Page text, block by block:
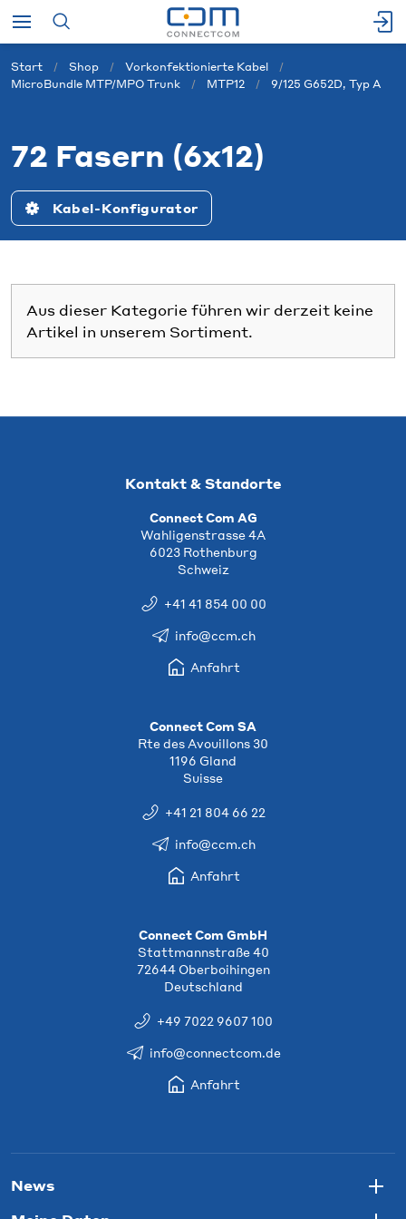
Start Shop
Vorkonfektionierte Kabel
MicroBundle MTP/MPO Trunk
MTP12 9/125 G652D, Typ A
72 Fasern (6x12)
Kabel-Konfigurator
Aus dieser Kategorie führen wir derzeit keine
Artikel in unserem Sortiment.
Kontakt & Standorte
Connect Com AG
Wahligenstrasse 4A
6023 Rothenburg
Schweiz
+41 41 854 00 00
info@ccm.ch
Anfahrt
Connect Com SA
Rte des Avouillons 30
1196 Gland
Suisse
+41 21 804 66 22
info@ccm.ch
Anfahrt
Connect Com GmbH
Stattmannstraße 40
72644 Oberboihingen
Deutschland
+49 7022 9607 100
info@connectcom.de
Anfahrt
News